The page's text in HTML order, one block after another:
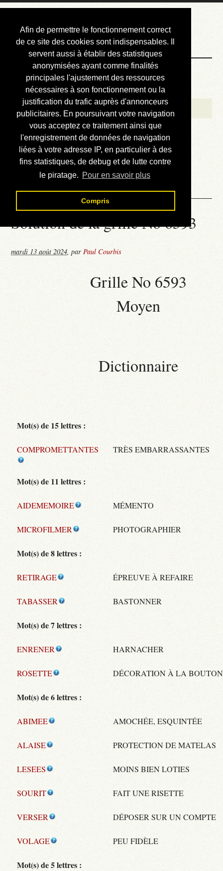
Afin de permettre le fonctionnement correct
de ce site des cookies sont indispensables. Il
servent aussi à établir des statistiques
anonymisées ayant comme finalités
principales l'ajustement des ressources
nécessaires à son fonctionnement ou la
justification du trafic auprès d'annonceurs
publicitaires. En poursuivant votre navigation
vous acceptez ce traitement ainsi que
l'enregistrement de données de navigation
liées à votre adresse IP, en particulier à des
fins statistiques, de debug et de lutte contre
le piratage. Pour en savoir plus
Compris
Courbis, « LE »
Blog Officiel
Bienvenue
Réalisations
Divers (et d’été)
Annonces
Liens externes
Téléchargement
Contact
Solution de la grille No 6593
mardi 13 août 2024,parPaul Courbis
Grille No 6593
Moyen
Dictionnaire
Mot(s) de 15 lettres :
COMPROMETTANTES TRÈS EMBARRASSANTES
Mot(s) de 11 lettres :
AIDEMEMOIRE MÉMENTO
MICROFILMER PHOTOGRAPHIER
Mot(s) de 8 lettres :
RETIRAGE ÉPREUVE À REFAIRE
TABASSER BASTONNER
Mot(s) de 7 lettres :
ENRENER HARNACHER
ROSETTE DÉCORATION À LA
Mot(s) de 6 lettres :
ABIMEE AMOCHÉE, ESQUINTÉE
ALAISE PROTECTION DE MATELAS
LESEES MOINS BIEN LOTIES
SOURIT FAIT UNE RISETTE
VERSER DÉPOSER SUR UN COMPTE
VOLAGE PEU FIDÈLE
Mot(s) de 5 lettres :